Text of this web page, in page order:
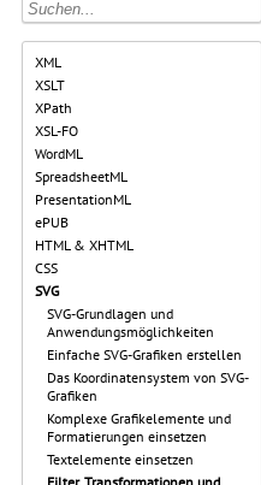
XML
XSLT
XPath
XSL-FO
WordML
SpreadsheetML
PresentationML
ePUB
HTML & XHTML
CSS
SVG
SVG-Grundlagen und
Anwendungsmöglichkeiten
Einfache SVG-Grafiken erstellen
Das Koordinatensystem von SVG-
Grafiken
Komplexe Grafikelemente und
Formatierungen einsetzen
Textelemente einsetzen